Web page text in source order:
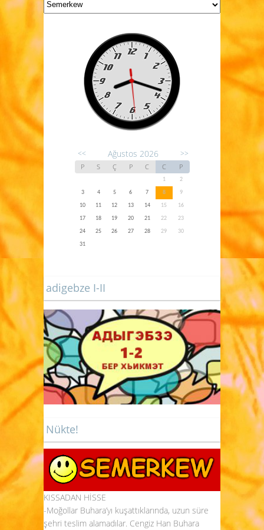
<< Ağustos 2026 >>
P S Ç P C C P
1
2
3
4 5 6 7 8
9
10
11 12 13 14 15
16
17
18 19 20 21 22
23
24
25 26 27 28 29
30
31
adigebze I-II
Nükte!
KISSADAN HİSSE
-Moğollar Buhara’yı kuşattıklarında, uzun süre
şehri teslim alamadılar. Cengiz Han Buhara